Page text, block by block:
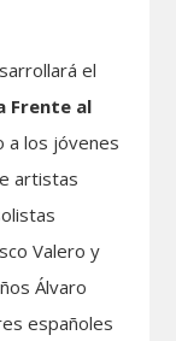
el
Frente al
a los jóvenes
artistas
Valero y
Álvaro
españoles